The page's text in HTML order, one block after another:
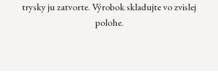
trysky ju zatvorte. Výrobok skladujte vo zvislej
polohe.